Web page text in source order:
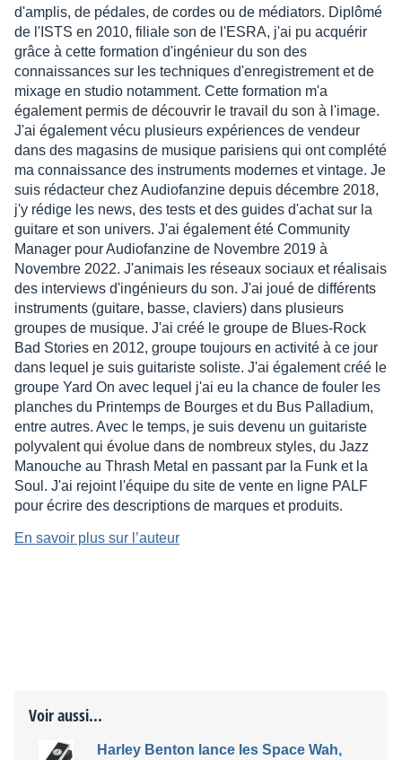
d'amplis, de pédales, de cordes ou de médiators. Diplômé
de l'ISTS en 2010, filiale son de l'ESRA, j'ai pu acquérir
grâce à cette formation d'ingénieur du son des
connaissances sur les techniques d'enregistrement et de
mixage en studio notamment. Cette formation m'a
également permis de découvrir le travail du son à l'image.
J'ai également vécu plusieurs expériences de vendeur
dans des magasins de musique parisiens qui ont complété
ma connaissance des instruments modernes et vintage. Je
suis rédacteur chez Audiofanzine depuis décembre 2018,
j'y rédige les news, des tests et des guides d'achat sur la
guitare et son univers. J'ai également été Community
Manager pour Audiofanzine de Novembre 2019 à
Novembre 2022. J'animais les réseaux sociaux et réalisais
des interviews d'ingénieurs du son. J'ai joué de différents
instruments (guitare, basse, claviers) dans plusieurs
groupes de musique. J'ai créé le groupe de Blues-Rock
Bad Stories en 2012, groupe toujours en activité à ce jour
dans lequel je suis guitariste soliste. J'ai également créé le
groupe Yard On avec lequel j'ai eu la chance de fouler les
planches du Printemps de Bourges et du Bus Palladium,
entre autres. Avec le temps, je suis devenu un guitariste
polyvalent qui évolue dans de nombreux styles, du Jazz
Manouche au Thrash Metal en passant par la Funk et la
Soul. J'ai rejoint l'équipe du site de vente en ligne PALF
pour écrire des descriptions de marques et produits.
En savoir plus sur l’auteur
Voir aussi...
Harley Benton lance les Space Wah,